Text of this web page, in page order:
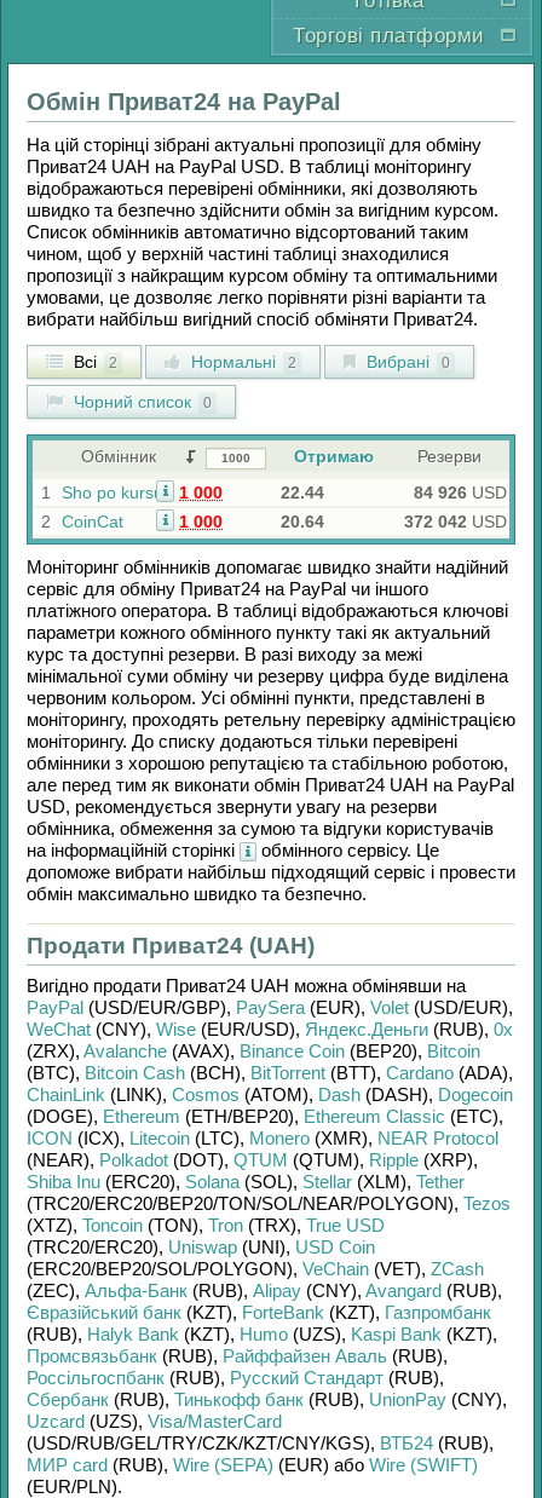
Торгові платформи
Обмін Приват24 на PayPal
На цій сторінці зібрані актуальні пропозиції для обміну
Приват24 UAH на PayPal USD. В таблиці моніторингу
відображаються перевірені обмінники, які дозволяють
швидко та безпечно здійснити обмін за вигідним курсом.
Список обмінників автоматично відсортований таким
чином, щоб у верхній частині таблиці знаходилися
пропозиції з найкращим курсом обміну та оптимальними
умовами, це дозволяє легко порівняти різні варіанти та
вибрати найбільш вигідний спосіб обміняти Приват24.
Всі 2 Нормальні 2 Вибрані 0
Чорний список 0
Обмінник Отримаю
Резерви
1
Sho po kursu 1 000 22.44 84 926 USD
2
CoinCat 1 000 20.64 372 042 USD
Моніторинг обмінників допомагає швидко знайти надійний
сервіс для обміну Приват24 на PayPal чи іншого
платіжного оператора. В таблиці відображаються ключові
параметри кожного обмінного пункту такі як актуальний
курс та доступні резерви. В разі виходу за межі
мінімальної суми обміну чи резерву цифра буде виділена
червоним кольором. Усі обмінні пункти, представлені в
моніторингу, проходять ретельну перевірку адміністрацією
моніторингу. До списку додаються тільки перевірені
обмінники з хорошою репутацією та стабільною роботою,
але перед тим як виконати обмін Приват24 UAH на PayPal
USD, рекомендується звернути увагу на резерви
обмінника, обмеження за сумою та відгуки користувачів
на інформаційній сторінкі
обмінного сервісу. Це
допоможе вибрати найбільш підходящий сервіс і провести
обмін максимально швидко та безпечно.
Продати Приват24 (UAH)
Вигідно продати Приват24 UAH можна обмінявши на
PayPal (USD/EUR/GBP), PaySera (EUR), Volet (USD/EUR),
WeChat (CNY), Wise (EUR/USD), Яндекс.Деньги (RUB), 0x
(ZRX), Avalanche (AVAX), Binance Coin (BEP20), Bitcoin
(BTC), Bitcoin Cash (BCH), BitTorrent (BTT), Cardano (ADA),
ChainLink (LINK), Cosmos (ATOM), Dash (DASH), Dogecoin
(DOGE), Ethereum (ETH/BEP20), Ethereum Classic (ETC),
ICON (ICX), Litecoin (LTC), Monero (XMR), NEAR Protocol
(NEAR), Polkadot (DOT), QTUM (QTUM), Ripple (XRP),
Shiba Inu (ERC20), Solana (SOL), Stellar (XLM), Tether
(TRC20/ERC20/BEP20/TON/SOL/NEAR/POLYGON), Tezos
(XTZ), Toncoin (TON), Tron (TRX), True USD
(TRC20/ERC20), Uniswap (UNI), USD Coin
(ERC20/BEP20/SOL/POLYGON), VeChain (VET), ZCash
(ZEC), Альфа-Банк (RUB), Alipay (CNY), Avangard (RUB),
Євразійський банк (KZT), ForteBank (KZT), Газпромбанк
(RUB), Halyk Bank (KZT), Humo (UZS), Kaspi Bank (KZT),
Промсвязьбанк (RUB), Райффайзен Аваль (RUB),
Россільгоспбанк (RUB), Русский Стандарт (RUB),
Сбербанк (RUB), Тинькофф банк (RUB), UnionPay (CNY),
Uzcard (UZS), Visa/MasterCard
(USD/RUB/GEL/TRY/CZK/KZT/CNY/KGS), ВТБ24 (RUB),
МИР card (RUB), Wire (SEPA) (EUR) або Wire (SWIFT)
(EUR/PLN).